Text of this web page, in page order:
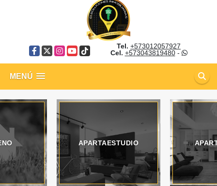
Facebook
X Instagram
YouTube
TikTok
Tel. +573012057927
Cel. +573043819480-
MENÚ
APARTAESTUDIO